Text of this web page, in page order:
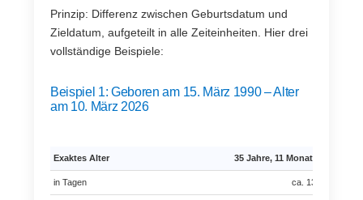
Prinzip: Differenz zwischen Geburtsdatum und
Zieldatum, aufgeteilt in alle Zeiteinheiten. Hier drei
vollständige Beispiele:
Beispiel 1: Geboren am 15. März 1990 – Alter
am 10. März 2026
Exaktes Alter 35 Jahre, 11 Monate, 23 Tage
in Tagen ca. 13.144 Tage